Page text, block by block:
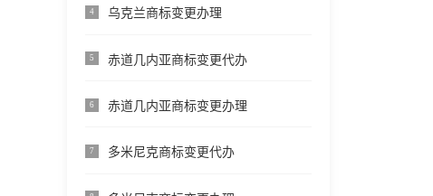
4 乌克兰商标变更办理
5 赤道几内亚商标变更代办
6 赤道几内亚商标变更办理
7 多米尼克商标变更代办